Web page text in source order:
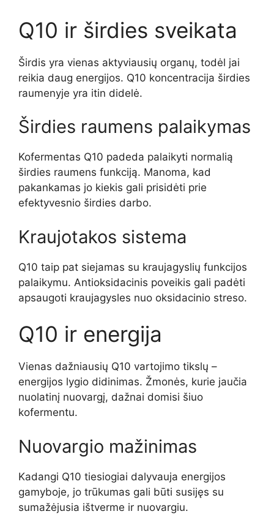
Q10 ir širdies sveikata
Širdis yra vienas aktyviausių organų, todėl jai
reikia daug energijos. Q10 koncentracija širdies
raumenyje yra itin didelė.
Širdies raumens palaikymas
Kofermentas Q10 padeda palaikyti normalią
širdies raumens funkciją. Manoma, kad
pakankamas jo kiekis gali prisidėti prie
efektyvesnio širdies darbo.
Kraujotakos sistema
Q10 taip pat siejamas su kraujagyslių funkcijos
palaikymu. Antioksidacinis poveikis gali padėti
apsaugoti kraujagysles nuo oksidacinio streso.
Q10 ir energija
Vienas dažniausių Q10 vartojimo tikslų –
energijos lygio didinimas. Žmonės, kurie jaučia
nuolatinį nuovargį, dažnai domisi šiuo
kofermentu.
Nuovargio mažinimas
Kadangi Q10 tiesiogiai dalyvauja energijos
gamyboje, jo trūkumas gali būti susijęs su
sumažėjusia ištverme ir nuovargiu.